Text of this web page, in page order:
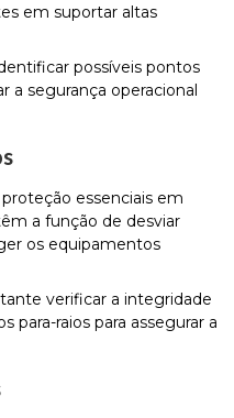
em suportar altas
possíveis pontos
a segurança operacional
essenciais em
a função de desviar
os equipamentos
verificar a integridade
para-raios para assegurar a